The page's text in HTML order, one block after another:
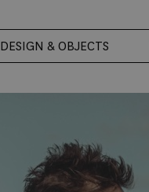
DESIGN & OBJECTS